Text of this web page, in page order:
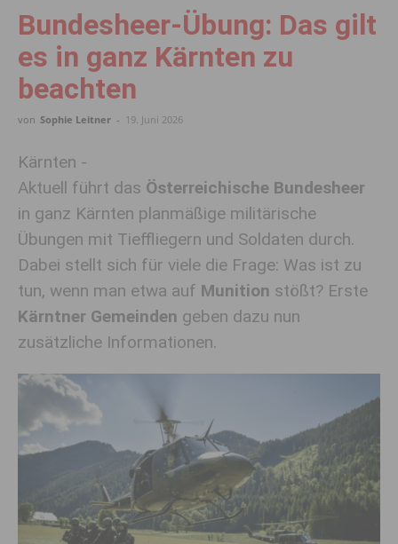
Bundesheer-Übung: Das gilt
es in ganz Kärnten zu
beachten
von Sophie Leitner - 19. Juni 2026
Kärnten -
Aktuell führt das Österreichische Bundesheer
in ganz Kärnten planmäßige militärische
Übungen mit Tieffliegern und Soldaten durch.
Dabei stellt sich für viele die Frage: Was ist zu
tun, wenn man etwa auf Munition stößt? Erste
Kärntner Gemeinden geben dazu nun
zusätzliche Informationen.